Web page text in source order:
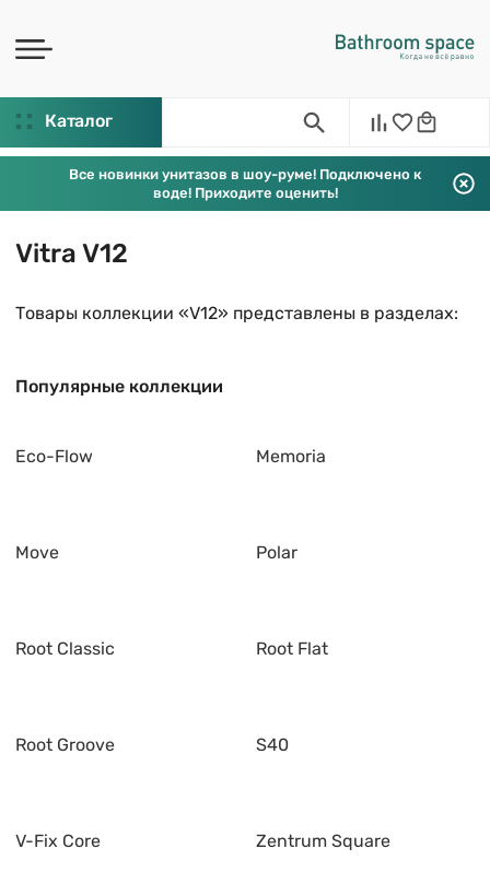
Каталог
Все новинки унитазов в шоу-руме! Подключено к
воде! Приходите оценить!
Vitra V12
Товары коллекции «V12» представлены в разделах:
Популярные коллекции
Eco-Flow Memoria
Move Polar
Root Classic Root Flat
Root Groove S40
V-Fix Core Zentrum Square